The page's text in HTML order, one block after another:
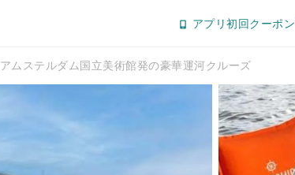
アプリ初回クーポン
アムステルダム国立美術館発の豪華運河クルーズ